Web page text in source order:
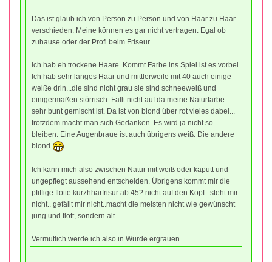
Das ist glaub ich von Person zu Person und von Haar zu Haar
verschieden. Meine können es gar nicht vertragen. Egal ob
zuhause oder der Profi beim Friseur.
Ich hab eh trockene Haare. Kommt Farbe ins Spiel ist es vorbei.
Ich hab sehr langes Haar und mittlerweile mit 40 auch einige
weiße drin...die sind nicht grau sie sind schneeweiß und
einigermaßen störrisch. Fällt nicht auf da meine Naturfarbe
sehr bunt gemischt ist. Da ist von blond über rot vieles dabei...
trotzdem macht man sich Gedanken. Es wird ja nicht so
bleiben. Eine Augenbraue ist auch übrigens weiß. Die andere
blond
Ich kann mich also zwischen Natur mit weiß oder kaputt und
ungepflegt aussehend entscheiden. Übrigens kommt mir die
pfiffige flotte kurzhharfrisur ab 45? nicht auf den Kopf...steht mir
nicht.. gefällt mir nicht..macht die meisten nicht wie gewünscht
jung und flott, sondern alt...
Vermutlich werde ich also in Würde ergrauen.